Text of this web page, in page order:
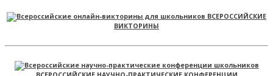
ВСЕРОССИЙСКИЕ
ВИКТОРИНЫ